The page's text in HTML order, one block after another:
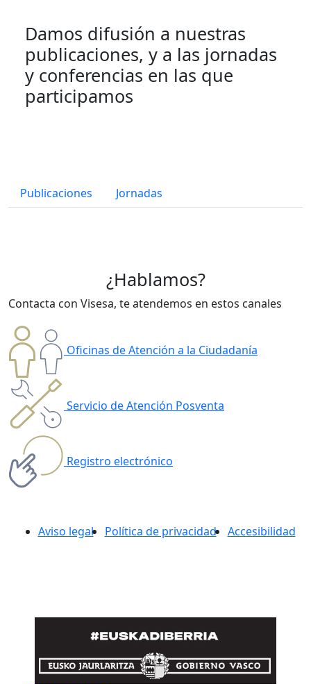
Damos difusión a nuestras
publicaciones, y a las jornadas
y conferencias en las que
participamos
Publicaciones Jornadas
¿Hablamos?
Contacta con Visesa, te atendemos en estos canales
Oficinas de Atención a la Ciudadanía
Servicio de Atención Posventa
Registro electrónico
Aviso legal Política de privacidad Accesibilidad